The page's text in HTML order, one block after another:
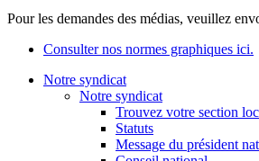
Pour les demandes des médias, veuillez
Consulter nos normes graphiques ici.
Notre syndicat
Notre syndicat
Trouvez votre section
Statuts
Message du président